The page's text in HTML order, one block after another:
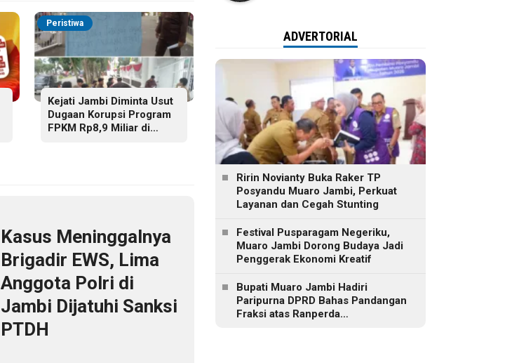
Peristiwa
Kejati Jambi Diminta Usut
Dugaan Korupsi Program
FPKM Rp8,9 Miliar di
Kasus Meninggalnya
Brigadir EWS, Lima
Anggota Polri di
Jambi Dijatuhi Sanksi
PTDH
ADVERTORIAL
Ririn Novianty Buka Raker TP
Posyandu Muaro Jambi, Perkuat
Layanan dan Cegah Stunting
Festival Pusparagam Negeriku,
Muaro Jambi Dorong Budaya Jadi
Penggerak Ekonomi Kreatif
Bupati Muaro Jambi Hadiri
Paripurna DPRD Bahas Pandangan
Fraksi atas Ranperda